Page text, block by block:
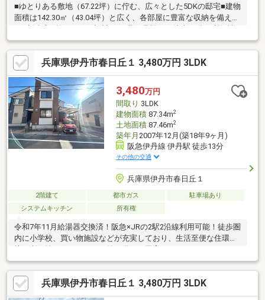
■ゆとりある敷地（67.22坪）に佇む、広々とした5DKの邸宅■建物
面積は142.30㎡（43.04坪）と広く、各部屋に豊富な収納を備え
を持ちながら、敷地南側には開放的なお庭が広がり、家庭菜園や
デッキ設置など多彩な楽しみ方が可能です。■駐車スペースは2台
分（車種による）あり。来客時や車を複数台お持ちのご家庭にも
安心してご利用いただけます。■将来的には間取り変更によるLDK
化も検討しやすく、ライフスタイルの変化に対して柔軟に対応で
きる点も魅力的です。
兵庫県伊丹市春日丘１ 3,480万円 3LDK
3,480万円
間取り 3LDK
建物面積87.34m2
土地面積87.46m2
築年月 2007年12月(築18年9ヶ月)
阪急伊丹線 伊丹駅 徒歩13分
その他の交通
兵庫県伊丹市春日丘１
2階建て 都市ガス
駐車場あり
システムキッチン
所有権
令和7年11月給湯器交換済！阪急×JRの2駅2沿線利用可能！徒歩圏
内に小学校、買い物施設などが充実しており、生活至便な住環
境。利便性と住みやすさを兼ね備えた子育てファミリーにぴった
りな立地です♪4人掛けのダイニングテーブルをおいてもスペース
のある16帖のリビング。お気に入りのインテリアを置いて自分好
みにコーディネートできます。各居室に収納もあるため、ご家族
の衣類やスペースを取りやすい季節物の寝具や家電などもしっか
兵庫県伊丹市春日丘１ 3,480万円 3LDK